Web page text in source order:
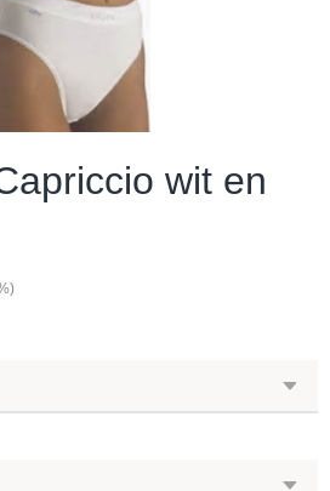
wit en